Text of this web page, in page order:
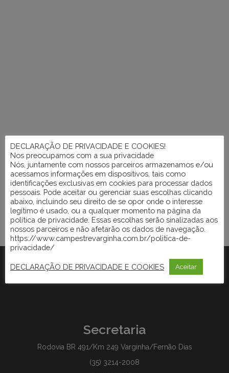
Secretaria
Rodovia BR 491/Km 249 Varginha/Fernão Dias
(35) 3214-2008
DECLARAÇÃO DE PRIVACIDADE E COOKIES!
Nos preocupamos com a sua privacidade
Nós, juntamente com nossos parceiros armazenamos e/ou
acessamos informações em dispositivos, tais como
identificações exclusivas em cookies para processar dados
pessoais. Pode aceitar ou gerenciar suas escolhas clicando
abaixo, incluindo seu direito de se opor onde o interesse
legítimo é usado, ou a qualquer momento na página da
política de privacidade. Essas escolhas serão sinalizadas aos
nossos parceiros e não afetarão os dados de navegação.
https://www.campestrevarginha.com.br/politica-de-
privacidade/
DECLARAÇÃO DE PRIVACIDADE E COOKIES Aceitar